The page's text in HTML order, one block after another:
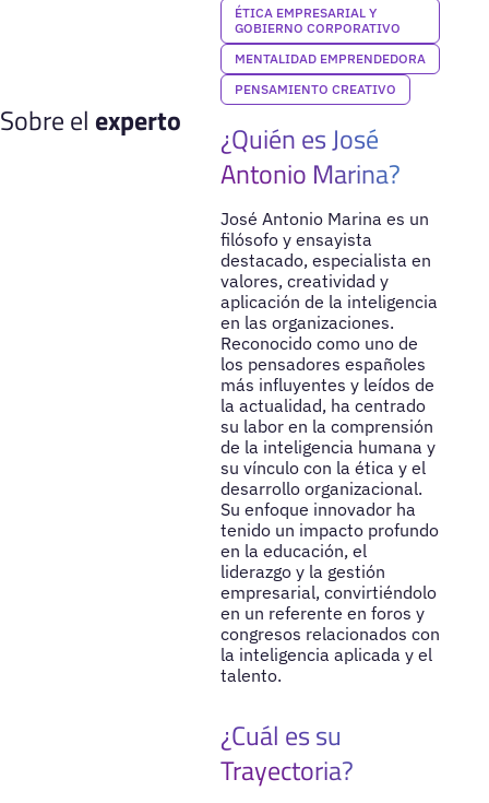
ÉTICA EMPRESARIAL Y
GOBIERNO CORPORATIVO
MENTALIDAD EMPRENDEDORA
PENSAMIENTO CREATIVO
Sobre el experto
¿Quién es José
Antonio Marina?
José Antonio Marina es un
filósofo y ensayista
destacado, especialista en
valores, creatividad y
aplicación de la inteligencia
en las organizaciones.
Reconocido como uno de
los pensadores españoles
más influyentes y leídos de
la actualidad, ha centrado
su labor en la comprensión
de la inteligencia humana y
su vínculo con la ética y el
desarrollo organizacional.
Su enfoque innovador ha
tenido un impacto profundo
en la educación, el
liderazgo y la gestión
empresarial, convirtiéndolo
en un referente en foros y
congresos relacionados con
la inteligencia aplicada y el
talento.
¿Cuál es su
Trayectoria?